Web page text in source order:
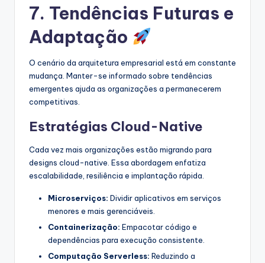
7. Tendências Futuras e
Adaptação
O cenário da arquitetura empresarial está em constante
mudança. Manter-se informado sobre tendências
emergentes ajuda as organizações a permanecerem
competitivas.
Estratégias Cloud-Native
Cada vez mais organizações estão migrando para
designs cloud-native. Essa abordagem enfatiza
escalabilidade, resiliência e implantação rápida.
Microserviços: Dividir aplicativos em serviços
menores e mais gerenciáveis.
Containerização: Empacotar código e
dependências para execução consistente.
Computação Serverless: Reduzindo a